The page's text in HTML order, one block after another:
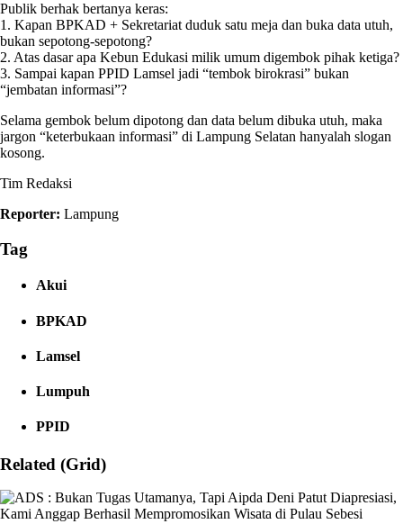
Publik berhak bertanya keras:
1. Kapan BPKAD + Sekretariat duduk satu meja dan buka data utuh,
bukan sepotong-sepotong?
2. Atas dasar apa Kebun Edukasi milik umum digembok pihak ketiga?
3. Sampai kapan PPID Lamsel jadi “tembok birokrasi” bukan
“jembatan informasi”?
Selama gembok belum dipotong dan data belum dibuka utuh, maka
jargon “keterbukaan informasi” di Lampung Selatan hanyalah slogan
kosong.
Tim Redaksi
Reporter: Lampung
Tag
Akui
BPKAD
Lamsel
Lumpuh
PPID
Related (Grid)